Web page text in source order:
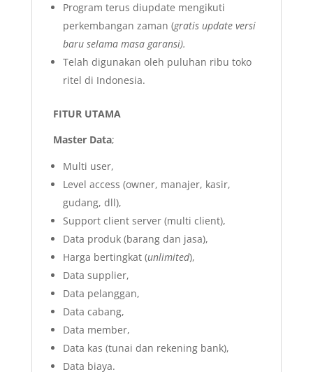
Program terus diupdate mengikuti
perkembangan zaman (gratis update versi
baru selama masa garansi).
Telah digunakan oleh puluhan ribu toko
ritel di Indonesia.
FITUR UTAMA
Master Data;
Multi user,
Level access (owner, manajer, kasir,
gudang, dll),
Support client server (multi client),
Data produk (barang dan jasa),
Harga bertingkat (unlimited),
Data supplier,
Data pelanggan,
Data cabang,
Data member,
Data kas (tunai dan rekening bank),
Data biaya.